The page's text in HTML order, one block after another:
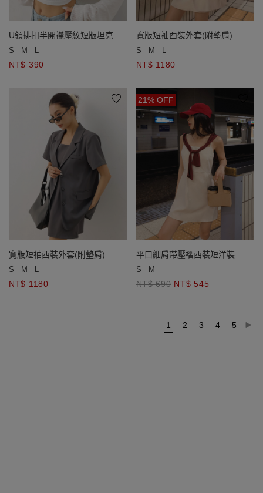
U領排扣半開襟壓紋短版坦克背
心
S M L
NT$ 390
寬版短袖西裝外套(附墊肩)
S M L
NT$ 1180
寬版短袖西裝外套(附墊肩)
S M L
NT$ 1180
21% OFF
平口細肩帶壓褶西裝短洋裝
S M
NT$ 690 NT$ 545
1 2 3 4 5